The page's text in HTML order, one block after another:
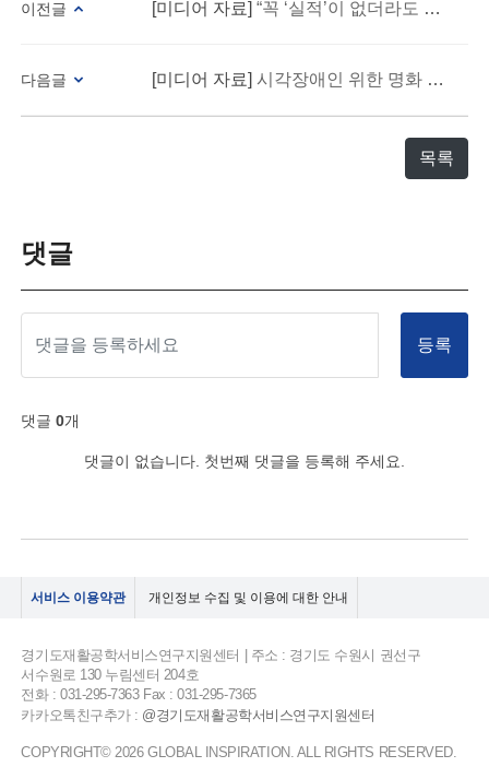
이전글 [미디어 자료]“꼭 ‘실적’이 없더라도 지원금을 받아 예술활동하고 싶어요”
다음글 [미디어 자료]시각장애인 위한 명화 전시 '어두운 미술관' 9월 4~7일 진행
목록
댓글
등록
댓글0개
댓글이 없습니다. 첫번째 댓글을 등록해 주세요.
서비스 이용약관 개인정보 수집 및 이용에 대한 안내
경기도재활공학서비스연구지원센터 | 주소 : 경기도 수원시 권선구
서수원로 130 누림센터 204호
전화 : 031-295-7363 Fax : 031-295-7365
카카오톡친구추가 : @경기도재활공학서비스연구지원센터
COPYRIGHT© 2026 GLOBAL INSPIRATION. ALL RIGHTS RESERVED.